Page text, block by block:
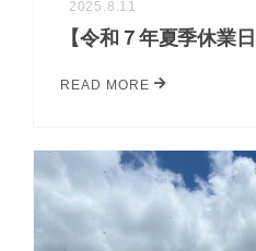
2025.8.11
【令和７年夏季休業
READ MORE